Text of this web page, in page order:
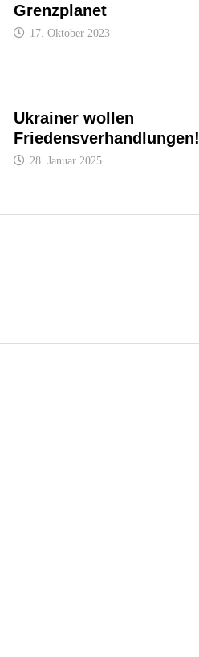
Grenzplanet
17. Oktober 2023
Ukrainer wollen
Friedensverhandlungen!
28. Januar 2025